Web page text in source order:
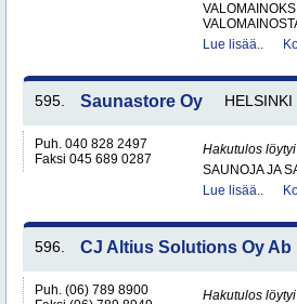
Lue lisää..
595. Saunastore Oy HELSINKI
Puh. 040 828 2497
Faksi 045 689 0287
Hakutulos
SAUNOJA JA
Lue lisää..
596. CJ Altius Solutions Oy Ab
Puh. (06) 789 8900
Hakutulos